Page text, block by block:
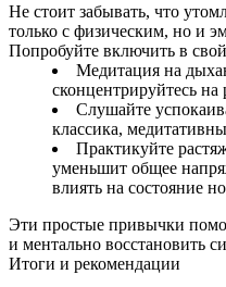
Не стоит забывать, что
только с физическим, но и
Попробуйте включить в
Медитация на
сконцентрируйтесь
Слушайте
классика,
Практикуйте
уменьшит общее
влиять на состояние
Эти простые привычки
и ментально восстановить
Итоги и рекомендации